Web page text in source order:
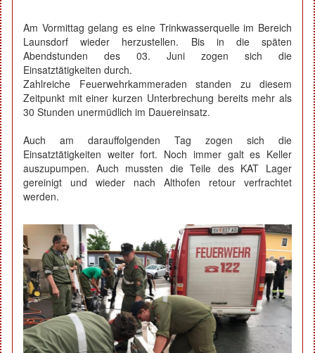
Am Vormittag gelang es eine Trinkwasserquelle im Bereich
Launsdorf wieder herzustellen. Bis in die späten
Abendstunden des 03. Juni zogen sich die
Einsatztätigkeiten durch.
Zahlreiche Feuerwehrkammeraden standen zu diesem
Zeitpunkt mit einer kurzen Unterbrechung bereits mehr als
30 Stunden unermüdlich im Dauereinsatz.
Auch am darauffolgenden Tag zogen sich die
Einsatztätigkeiten weiter fort. Noch immer galt es Keller
auszupumpen. Auch mussten die Teile des KAT Lager
gereinigt und wieder nach Althofen retour verfrachtet
werden.